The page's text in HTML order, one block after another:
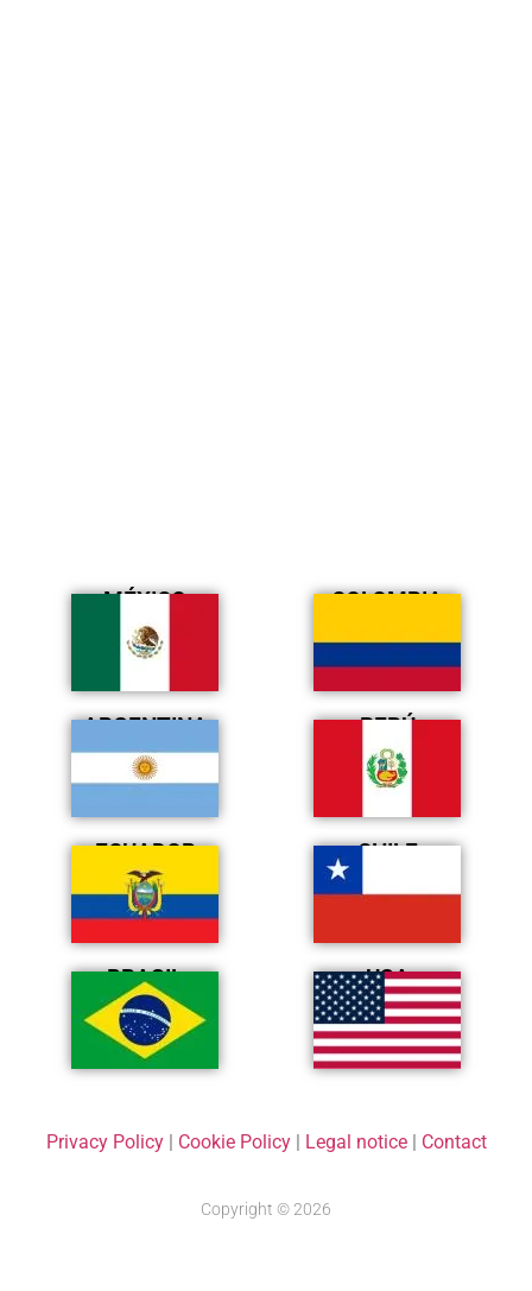
MÉXICO COLOMBIA
ARGENTINA PERÚ
ECUADOR CHILE
BRASIL USA
Privacy Policy| Cookie Policy| Legal notice| Contact
Copyright © 2026